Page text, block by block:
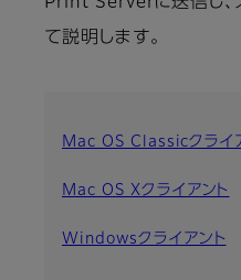
て説明します。
Mac OS Classicクライ
Mac OS Xクライアント
Windowsクライアント